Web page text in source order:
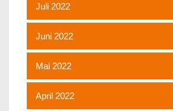
Juli 2022
Juni 2022
Mai 2022
April 2022